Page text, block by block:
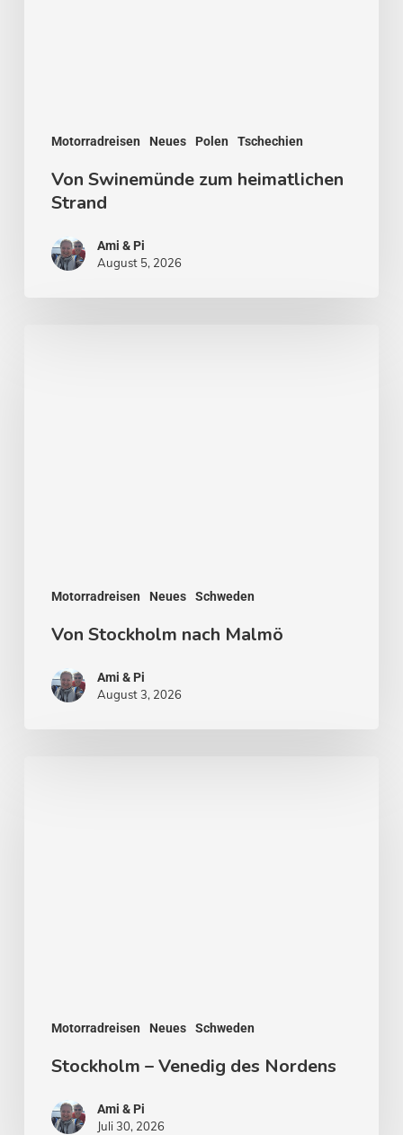
Motorradreisen Neues Polen Tschechien
Von Swinemünde zum heimatlichen
Strand
Ami & Pi
August 5, 2026
Motorradreisen Neues Schweden
Von Stockholm nach Malmö
Ami & Pi
August 3, 2026
Motorradreisen Neues Schweden
Stockholm – Venedig des Nordens
Ami & Pi
Juli 30, 2026